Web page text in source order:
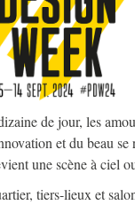
de jour, les
et du beau se
une scène à ciel
tiers-lieux et